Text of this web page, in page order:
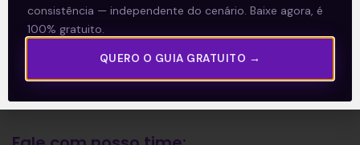
Artigos
E Eu Com Isso?
Vídeos no Youtube
consistência — independente do cenário. Baixe agora, é
100% gratuito.
QUERO O GUIA GRATUITO →